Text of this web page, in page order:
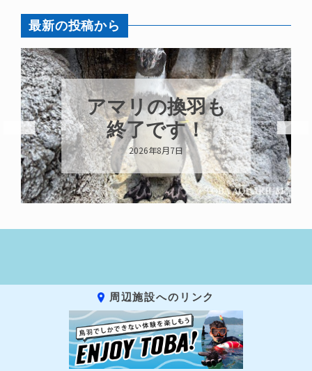
最新の投稿から
アマリの換羽も
終了です！
2026年8月7日
周辺施設へのリンク